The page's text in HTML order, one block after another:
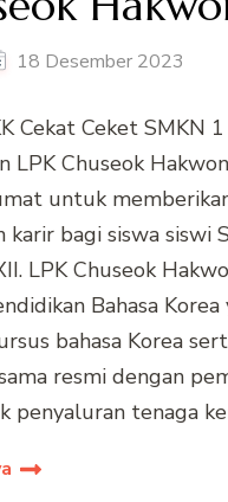
18 Desember 2023
Cekat Ceket SMKN
LPK Chuseok
untuk
karir bagi siswa siswi
LPK Chuseok
Bahasa Korea
bahasa Korea
resmi dengan
penyaluran tenaga